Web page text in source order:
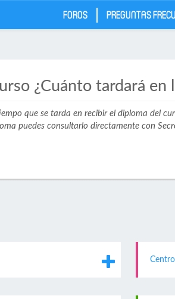
FOROS PREGUNTAS
¿Cuánto tardará en
que se tarda en recibir el diploma del
puedes consultarlo directamente con